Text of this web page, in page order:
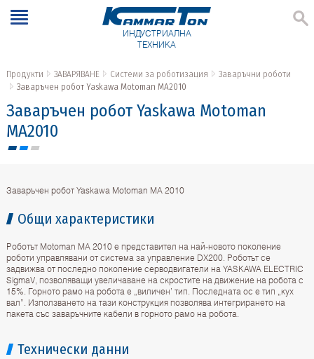
ИНДУСТРИАЛНА
ТЕХНИКА
Продукти ЗАВАРЯВАНЕ Системи за роботизация
Заваръчни роботи
Заваръчен робот Yaskawa Motoman MA2010
Заваръчен робот Yaskawa Motoman
MA2010
Заваръчен робот Yaskawa Motoman MA 2010
Общи характеристики
Роботът Motoman MA 2010 е представител на най-новото поколение
роботи управлявани от система за управление DX200. Роботът се
задвижва от последно поколение серводвигатели на YASKAWA ELECTRIC
SigmaV, позволяващи увеличаване на скростите на движение на робота с
15%. Горното рамо на робота е „виличен’ тип. Последната ос е тип „кух
вал”. Използването на тази конструкция позволява интегрирането на
пакета със заваръчните кабели в горното рамо на робота.
Технически данни